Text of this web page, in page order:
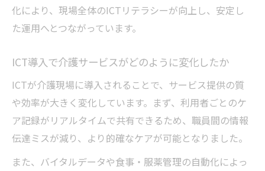
化により、現場全体のICTリテラシーが向上し、安定し
た運用へとつながっています。
ICT導入で介護サービスがどのように変化したか
ICTが介護現場に導入されることで、サービス提供の質
や効率が大きく変化しています。まず、利用者ごとのケ
ア記録がリアルタイムで共有できるため、職員間の情報
伝達ミスが減り、より的確なケアが可能となりました。
また、バイタルデータや食事・服薬管理の自動化によっ